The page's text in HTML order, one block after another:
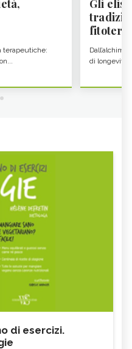
terapeutiche:
Gli
fitoter...
di longevità
di esercizi.